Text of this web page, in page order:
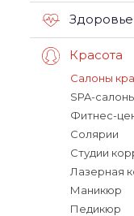
Здоровье
Красота
Салоны
SPA-
Фитнес-
Солярии
Студии
Лазерная
Маникюр
Педикюр